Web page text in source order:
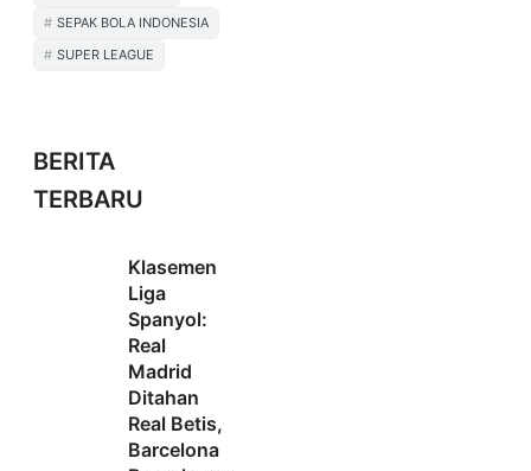
SEPAK BOLA INDONESIA
SUPER LEAGUE
BERITA
TERBARU
Klasemen
Liga
Spanyol:
Real
Madrid
Ditahan
Real Betis,
Barcelona